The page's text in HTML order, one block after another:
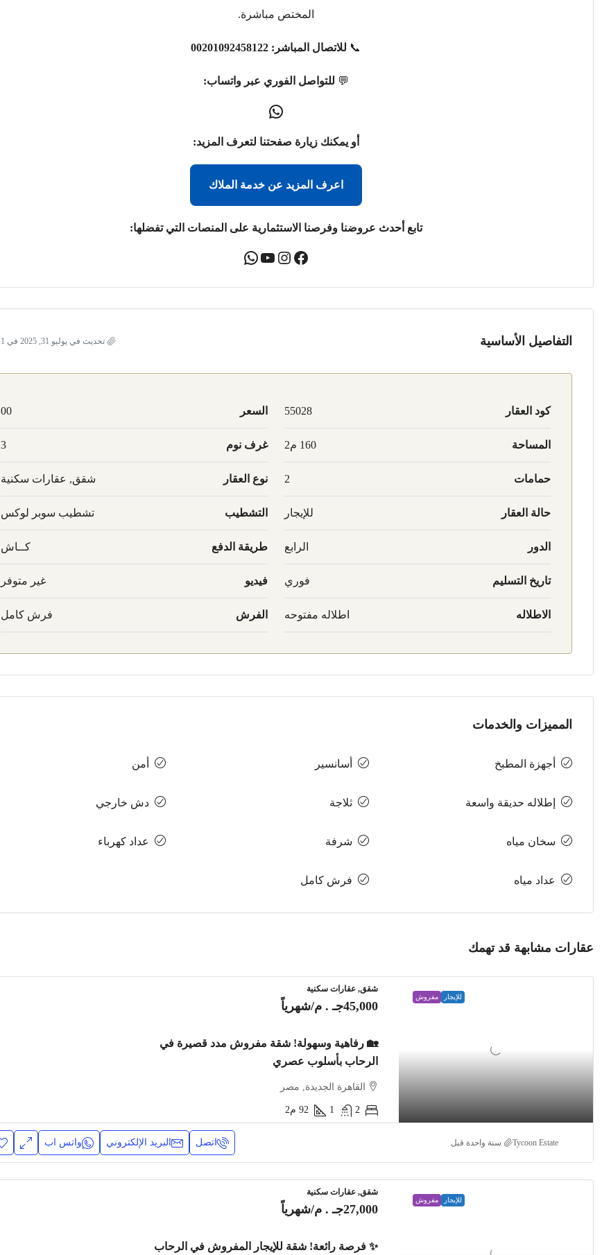
المختص مباشرة.
📞 للاتصال المباشر: 00201092458122
💬 للتواصل الفوري عبر واتساب:
أو يمكنك زيارة صفحتنا لتعرف المزيد:
اعرف المزيد عن خدمة الملاك
تابع أحدث عروضنا وفرصنا الاستثمارية على المنصات التي تفضلها:
التفاصيل الأساسية تحديث في يوليو 31, 2025 في 12:11 م
كود العقار 55028 السعر 00
المساحة 160 م2 غرف نوم 3
حمامات 2 نوع العقار شقق, عقارات سكنية
حالة العقار للإيجار التشطيب تشطيب سوبر لوكس
الدور الرابع طريقة الدفع كــاش
تاريخ التسليم فوري فيديو غير متوفر
الاطلاله اطلاله مفتوحه الفرش فرش كامل
المميزات والخدمات
أجهزة المطبخ أسانسير أمن
إطلاله حديقة واسعة ثلاجة دش خارجي
سخان مياه شرفة عداد كهرباء
عداد مياه فرش كامل
عقارات مشابهة قد تهمك
للإيجار مفروش
شقق, عقارات سكنية
45,000جـ . م /شهرياً
🏡 رفاهية وسهولة! شقة مفروش مدد قصيرة في
الرحاب بأسلوب عصري
القاهرة الجديدة, مصر
2
1
92 م2
Tycoon Estate ‏سنة واحدة قبل اتصل البريد الإلكتروني واتس اب
للإيجار مفروش
شقق, عقارات سكنية
27,000جـ . م /شهرياً
✨ فرصة رائعة! شقة للإيجار المفروش في الرحاب